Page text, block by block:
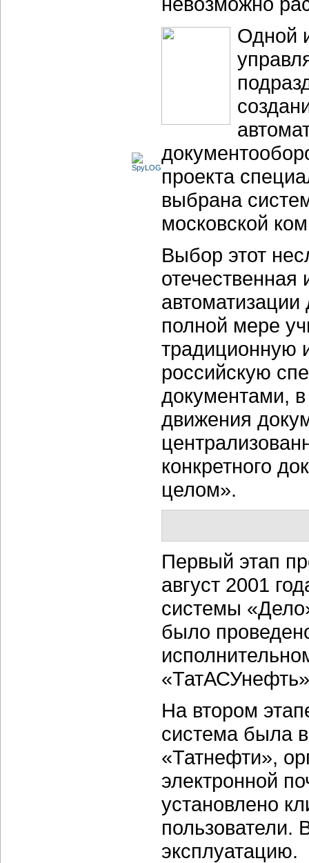
Одной
проекта
выбрана
московской
Выбор этот
автоматизации
полной мере
традиционную
российскую
документами,
движения
конкретного
целом».
Первый этап
август 2001
системы
было
На втором
система была
«Татнефти»,
электронной
установлено
пользователи.
эксплуатацию.